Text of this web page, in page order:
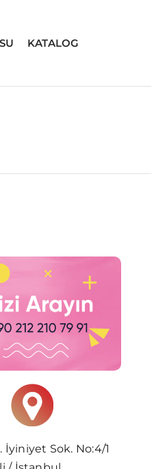
KATALOG
İyiniyet Sok. No:4/1